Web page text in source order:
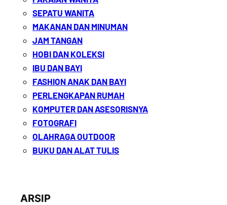
SEPATU WANITA
MAKANAN DAN MINUMAN
JAM TANGAN
HOBI DAN KOLEKSI
IBU DAN BAYI
FASHION ANAK DAN BAYI
PERLENGKAPAN RUMAH
KOMPUTER DAN ASESORISNYA
FOTOGRAFI
OLAHRAGA OUTDOOR
BUKU DAN ALAT TULIS
ARSIP